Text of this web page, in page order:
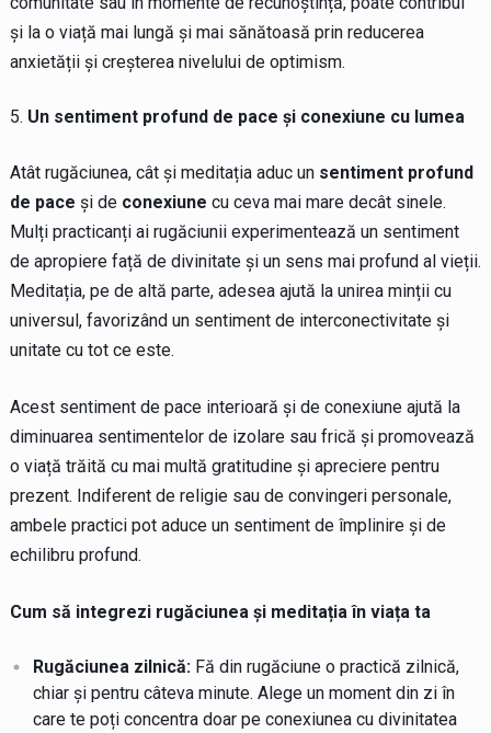
și la o viață mai lungă și mai sănătoasă prin reducerea
anxietății și creșterea nivelului de optimism.
Un sentiment profund de pace și conexiune cu lumea
Atât rugăciunea, cât și meditația aduc un sentiment profund
de pace și de conexiune cu ceva mai mare decât sinele.
Mulți practicanți ai rugăciunii experimentează un sentiment
de apropiere față de divinitate și un sens mai profund al vieții.
Meditația, pe de altă parte, adesea ajută la unirea minții cu
universul, favorizând un sentiment de interconectivitate și
unitate cu tot ce este.
Acest sentiment de pace interioară și de conexiune ajută la
diminuarea sentimentelor de izolare sau frică și promovează
o viață trăită cu mai multă gratitudine și apreciere pentru
prezent. Indiferent de religie sau de convingeri personale,
ambele practici pot aduce un sentiment de împlinire și de
echilibru profund.
Cum să integrezi rugăciunea și meditația în viața ta
Rugăciunea zilnică:Fă din rugăciune o practică zilnică,
chiar și pentru câteva minute. Alege un moment din zi în
care te poți concentra doar pe conexiunea cu divinitatea